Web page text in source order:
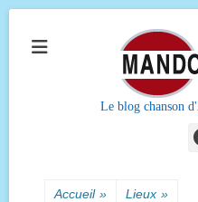
Le blog chanson
Accueil » Lieux »